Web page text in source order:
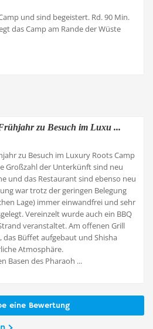
und sind begeistert. Rd. 90 Min.
das Camp am Rande der Wüste
zu Besuch im Luxu ...
zu Besuch im Luxury Roots Camp
Großzahl der Unterkünft sind neu
und das Restaurant sind ebenso neu
war trotz der geringen Belegung
Lage) immer einwandfrei und sehr
Vereinzelt wurde auch ein BBQ
veranstaltet. Am offenen Grill
das Büffet aufgebaut und Shisha
Atmosphäre.
Basen des Pharaoh ...
eine Bewertung